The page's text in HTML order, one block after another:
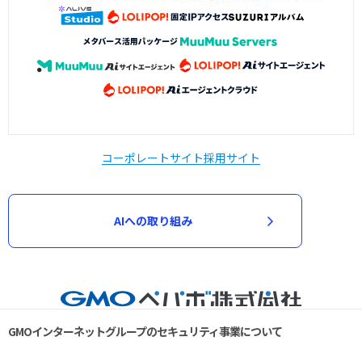
コーポレートサイト採用サイト
AIへの取り組み
GMOインターネットグループのセキュリティ事業について